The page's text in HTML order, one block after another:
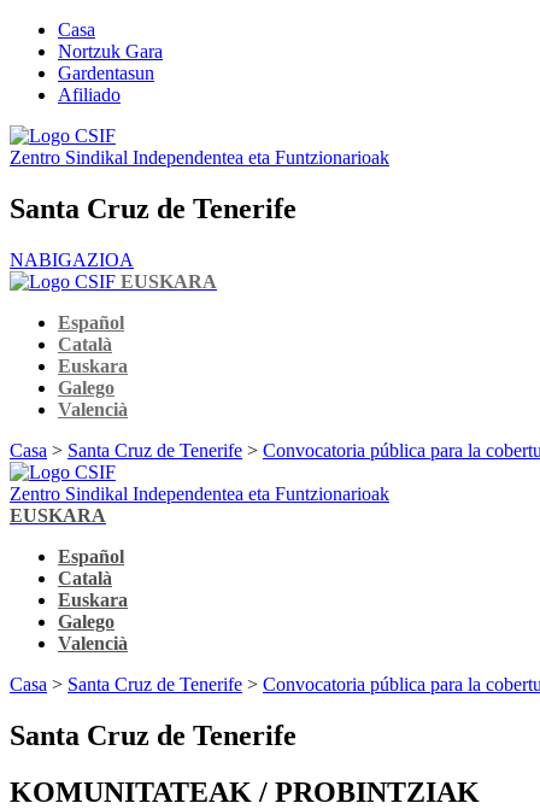
Casa
Nortzuk Gara
Gardentasun
Afiliado
Zentro Sindikal Independentea eta Funtzionarioak
Santa Cruz de Tenerife
NABIGAZIOA
EUSKARA
Español
Català
Euskara
Galego
Valencià
Casa > Santa Cruz de Tenerife > Convocatoria pública para la
Zentro Sindikal Independentea eta Funtzionarioak
EUSKARA
Español
Català
Euskara
Galego
Valencià
Casa > Santa Cruz de Tenerife > Convocatoria pública para la
Santa Cruz de Tenerife
KOMUNITATEAK / PROBINTZIAK